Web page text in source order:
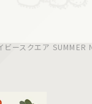
ビースクエア